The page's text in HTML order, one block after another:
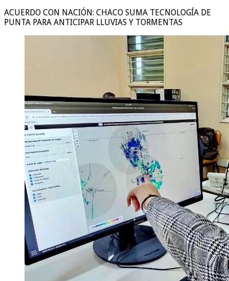
ACUERDO CON NACIÓN: CHACO SUMA TECNOLOGÍA DE
PUNTA PARA ANTICIPAR LLUVIAS Y TORMENTAS